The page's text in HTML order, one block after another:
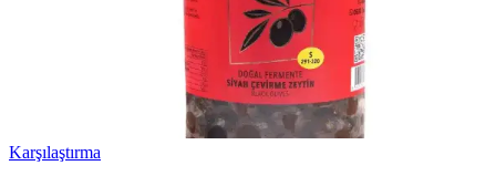
Karşılaştırma